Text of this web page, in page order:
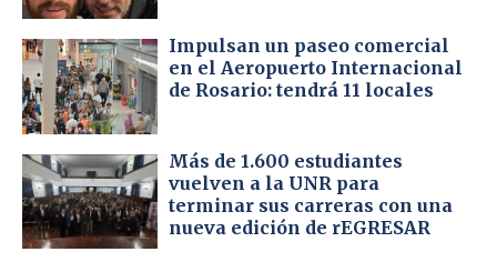
Impulsan un paseo comercial
en el Aeropuerto Internacional
de Rosario: tendrá 11 locales
Más de 1.600 estudiantes
vuelven a la UNR para
terminar sus carreras con una
nueva edición de rEGRESAR